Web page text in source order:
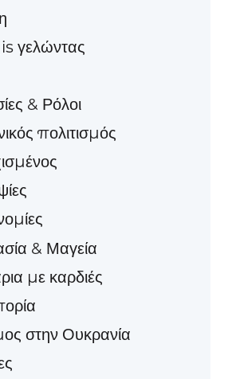
γελώντας
& Ρόλοι
πολιτισμός
& Μαγεία
με καρδιές
στην Ουκρανία